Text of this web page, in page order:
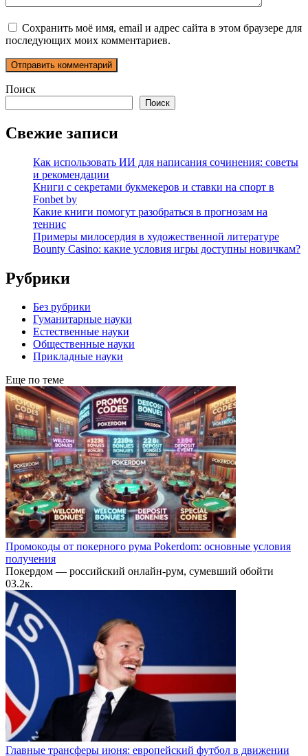
Сохранить моё имя, email и адрес сайта в этом браузере для
последующих моих комментариев.
Поиск
Поиск
Свежие записи
Как использовать ИИ для написания сочинения: советы
и рекомендации
Книги с секретами букмекеров и ставки на спорт в
Fonbet by
Какие книги помогут разобраться в прогнозам на
теннис
Примеры милосердия в художественной литературе
Bounty Casino: какие условия игры доступны новичкам?
Рубрики
Без рубрики
Гуманитарные науки
Естественные науки
Общественные науки
Прикладные науки
Еще по теме
Промокоды от покерного рума Pokerdom: основные условия
получения
Покердом — российский онлайн-рум, сумевший обойти
03.2к.
Главные трансферы июня: европейский футбол в движении